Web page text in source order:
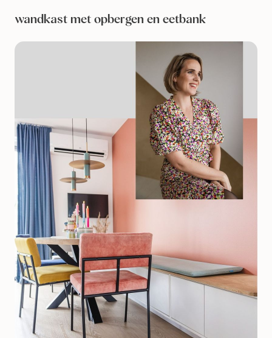
wandkast met opbergen en eetbank